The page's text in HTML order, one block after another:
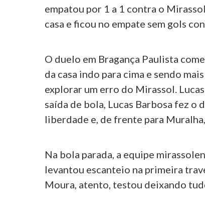
empatou por 1 a 1 contra o
casa e ficou no empate sem gols
O duelo em Bragança Paulista
da casa indo para cima e sendo
explorar um erro do Mirassol.
saída de bola, Lucas Barbosa fez o
liberdade e, de frente para
Na bola parada, a equipe
levantou escanteio na primeira
Moura, atento, testou deixando